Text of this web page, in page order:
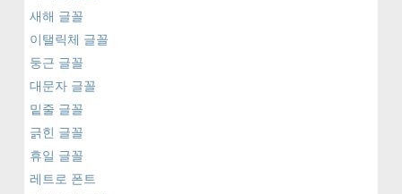
새해 글꼴
이탤릭체 글꼴
둥근 글꼴
대문자 글꼴
밑줄 글꼴
긁힌 글꼴
휴일 글꼴
레트로 폰트